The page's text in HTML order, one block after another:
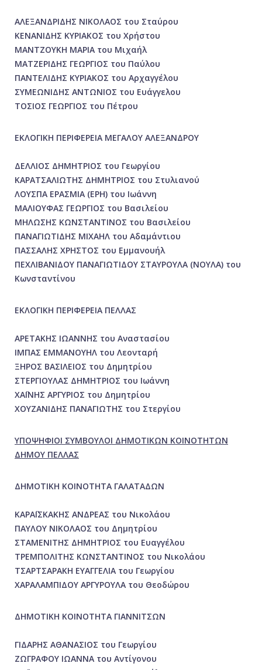
ΑΛΕΞΑΝΔΡΙΔΗΣ ΝΙΚΟΛΑΟΣ του Σταύρου
ΚΕΝΑΝΙΔΗΣ ΚΥΡΙΑΚΟΣ του Χρήστου
ΜΑΝΤΖΟΥΚΗ ΜΑΡΙΑ του Μιχαήλ
ΜΑΤΖΕΡΙΔΗΣ ΓΕΩΡΓΙΟΣ του Παύλου
ΠΑΝΤΕΛΙΔΗΣ ΚΥΡΙΑΚΟΣ του Αρχαγγέλου
ΣΥΜΕΩΝΙΔΗΣ ΑΝΤΩΝΙΟΣ του Ευάγγελου
ΤΟΣΙΟΣ ΓΕΩΡΓΙΟΣ του Πέτρου
ΕΚΛΟΓΙΚΗ ΠΕΡΙΦΕΡΕΙΑ ΜΕΓΑΛΟΥ ΑΛΕΞΑΝΔΡΟΥ
ΔΕΛΛΙΟΣ ΔΗΜΗΤΡΙΟΣ του Γεωργίου
ΚΑΡΑΤΣΑΛΙΩΤΗΣ ΔΗΜΗΤΡΙΟΣ του Στυλιανού
ΛΟΥΣΠΑ ΕΡΑΣΜΙΑ (ΕΡΗ) του Ιωάννη
ΜΑΛΙΟΥΦΑΣ ΓΕΩΡΓΙΟΣ του Βασιλείου
ΜΗΛΩΣΗΣ ΚΩΝΣΤΑΝΤΙΝΟΣ του Βασιλείου
ΠΑΝΑΓΙΩΤΙΔΗΣ ΜΙΧΑΗΛ του Αδαμάντιου
ΠΑΣΣΑΛΗΣ ΧΡΗΣΤΟΣ του Εμμανουήλ
ΠΕΧΛΙΒΑΝΙΔΟΥ ΠΑΝΑΓΙΩΤΙΔΟΥ ΣΤΑΥΡΟΥΛΑ (ΝΟΥΛΑ) του
Κωνσταντίνου
ΕΚΛΟΓΙΚΗ ΠΕΡΙΦΕΡΕΙΑ ΠΕΛΛΑΣ
ΑΡΕΤΑΚΗΣ ΙΩΑΝΝΗΣ του Αναστασίου
ΙΜΠΑΣ ΕΜΜΑΝΟΥΗΛ του Λεονταρή
ΞΗΡΟΣ ΒΑΣΙΛΕΙΟΣ του Δημητρίου
ΣΤΕΡΓΙΟΥΛΑΣ ΔΗΜΗΤΡΙΟΣ του Ιωάννη
ΧΑΪΝΗΣ ΑΡΓΥΡΙΟΣ του Δημητρίου
ΧΟΥΖΑΝΙΔΗΣ ΠΑΝΑΓΙΩΤΗΣ του Στεργίου
ΥΠΟΨΗΦΙΟΙ ΣΥΜΒΟΥΛΟΙ ΔΗΜΟΤΙΚΩΝ ΚΟΙΝΟΤΗΤΩΝ
ΔΗΜΟΥ ΠΕΛΛΑΣ
ΔΗΜΟΤΙΚΗ ΚΟΙΝΟΤΗΤΑ ΓΑΛΑΤΑΔΩΝ
ΚΑΡΑΪΣΚΑΚΗΣ ΑΝΔΡΕΑΣ του Νικολάου
ΠΑΥΛΟΥ ΝΙΚΟΛΑΟΣ του Δημητρίου
ΣΤΑΜΕΝΙΤΗΣ ΔΗΜΗΤΡΙΟΣ του Ευαγγέλου
ΤΡΕΜΠΟΛΙΤΗΣ ΚΩΝΣΤΑΝΤΙΝΟΣ του Νικολάου
ΤΣΑΡΤΣΑΡΑΚΗ ΕΥΑΓΓΕΛΙΑ του Γεωργίου
ΧΑΡΑΛΑΜΠΙΔΟΥ ΑΡΓΥΡΟΥΛΑ του Θεοδώρου
ΔΗΜΟΤΙΚΗ ΚΟΙΝΟΤΗΤΑ ΓΙΑΝΝΙΤΣΩΝ
ΓΙΔΑΡΗΣ ΑΘΑΝΑΣΙΟΣ του Γεωργίου
ΖΩΓΡΑΦΟΥ ΙΩΑΝΝΑ του Αντίγονου